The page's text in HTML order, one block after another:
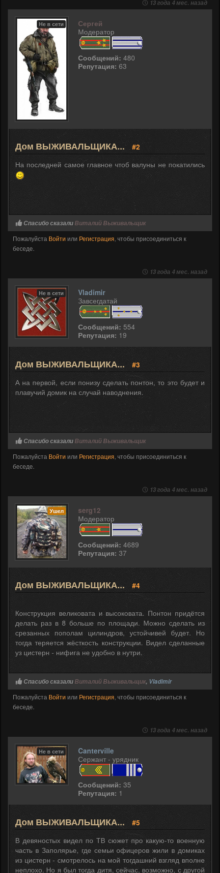
13 года 4 мес. назад
Не в сети
Сергей
Модератор
Сообщений: 480
Репутация: 63
Дом ВЫЖИВАЛЬЩИКА...
#2
На последней самое главное чтоб валуны не покатились
Спасибо сказалиВиталий Выживальщик
Пожалуйста Войти или Регистрация, чтобы присоединиться к
беседе.
13 года 4 мес. назад
Не в сети
Vladimir
Завсегдатай
Сообщений: 554
Репутация: 19
Дом ВЫЖИВАЛЬЩИКА...
#3
А на первой, если понизу сделать понтон, то это будет и
плавучий домик на случай наводнения.
Спасибо сказалиВиталий Выживальщик
Пожалуйста Войти или Регистрация, чтобы присоединиться к
беседе.
13 года 4 мес. назад
Ушел
serg12
Модератор
Сообщений: 4689
Репутация: 37
Дом ВЫЖИВАЛЬЩИКА... #4
Конструкция великовата и высоковата. Понтон придётся
делать раз в 8 больше по площади. Можно сделать из
срезанных пополам цилиндров, устойчивей будет. Но
тогда теряется жёсткость конструкции. Видел сделанные
уз цистерн - нифига не удобно в нутри.
Спасибо сказалиВиталий Выживальщик, Vladimir
Пожалуйста Войти или Регистрация, чтобы присоединиться к
беседе.
13 года 4 мес. назад
Не в сети
Canterville
Сержант - урядник
Сообщений: 35
Репутация: 1
Дом ВЫЖИВАЛЬЩИКА...
#5
В девяностых видел по ТВ сюжет про какую-то военную
часть в Заполярье, где семьи офицеров жили в домиках
из цистерн - смотрелось на мой тогдашний взгляд вполне
неплохо. Но я был тогда дитя, сейчас, возможно, с другой